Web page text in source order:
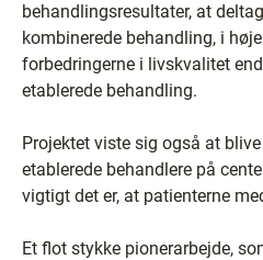
behandlingsresultater, at
kombinerede behandling, i
forbedringerne i livskvalitet
etablerede behandling.
Projektet viste sig også at
etablerede behandlere på
vigtigt det er, at patienterne
Et flot stykke pionerarbejde,